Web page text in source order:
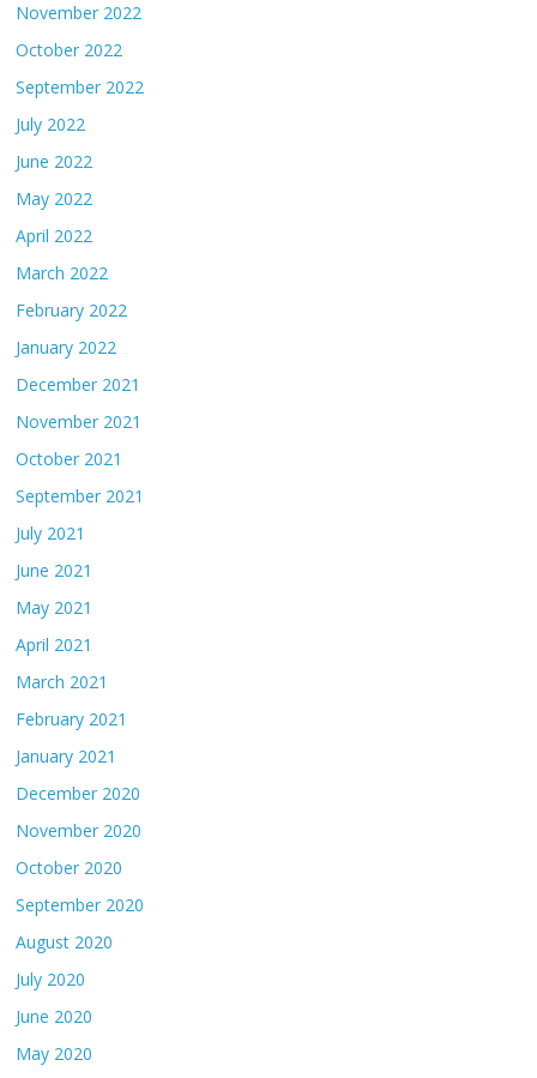
November 2022
October 2022
September 2022
July 2022
June 2022
May 2022
April 2022
March 2022
February 2022
January 2022
December 2021
November 2021
October 2021
September 2021
July 2021
June 2021
May 2021
April 2021
March 2021
February 2021
January 2021
December 2020
November 2020
October 2020
September 2020
August 2020
July 2020
June 2020
May 2020